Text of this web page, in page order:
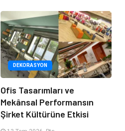
DEKORASYON
Ofis Tasarımları ve
Mekânsal Performansın
Şirket Kültürüne Etkisi